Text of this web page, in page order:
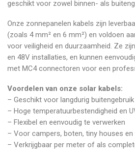
geschikt voor zowel binnen- als
Onze zonnepanelen kabels zijn
(zoals 4 mm² en 6 mm²) en voldoen
voor veiligheid en duurzaamheid. Ze
en 48V installaties, en kunnen
met MC4 connectoren voor een
Voordelen van onze solar kabels:
– Geschikt voor langdurig buitengebruik
– Hoge temperatuurbestendigheid en
– Flexibel en eenvoudig te verwerken
– Voor campers, boten, tiny houses
– Verkrijgbaar per meter of als